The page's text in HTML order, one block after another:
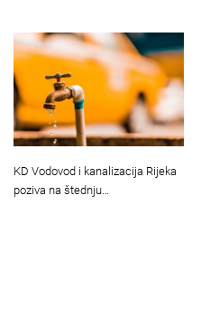
KD Vodovod i kanalizacija Rijeka
poziva na štednju…